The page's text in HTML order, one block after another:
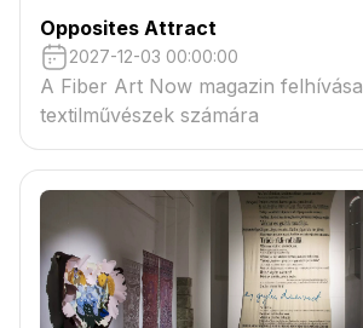
Opposites Attract
2027-12-03 00:00:00
A Fiber Art Now magazin felhívása
textilművészek számára